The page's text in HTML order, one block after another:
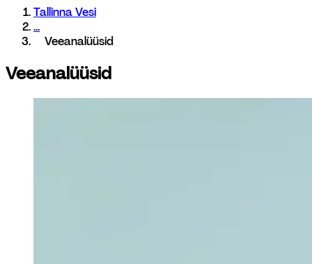
Tallinna Vesi
...
Veeanalüüsid
Veeanalüüsid